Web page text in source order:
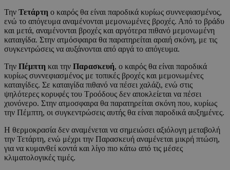
Την Τετάρτη ο καιρός θα είναι παροδικά κυρίως συννεφιασμένος,
ενώ το απόγευμα αναμένονται μεμονωμένες βροχές. Από το βράδυ
και μετά, αναμένονται βροχές και αργότερα πιθανό μεμονωμένη
καταιγίδα. Στην ατμόσφαιρα θα παρατηρείται αραιή σκόνη, με τις
συγκεντρώσεις να αυξάνονται από αργά το απόγευμα.
Την Πέμπτη και την Παρασκευή, ο καιρός θα είναι παροδικά
κυρίως συννεφιασμένος με τοπικές βροχές και μεμονωμένες
καταιγίδες. Σε καταιγίδα πιθανό να πέσει χαλάζι, ενώ στις
ψηλότερες κορυφές του Τροόδους δεν αποκλείεται να πέσει
χιονόνερο. Στην ατμοσφαιρα θα παρατηρείται σκόνη που, κυρίως
την Πέμπτη, οι συγκεντρώσεις αυτής θα είναι παροδικά αυξημένες.
Η θερμοκρασία δεν αναμένεται να σημειώσει αξιόλογη μεταβολή
την Τετάρτη, ενώ μέχρι την Παρασκευή αναμένεται μικρή πτώση,
για να κυμανθεί κοντά και λίγο πιο κάτω από τις μέσες
κλιματολογικές τιμές.